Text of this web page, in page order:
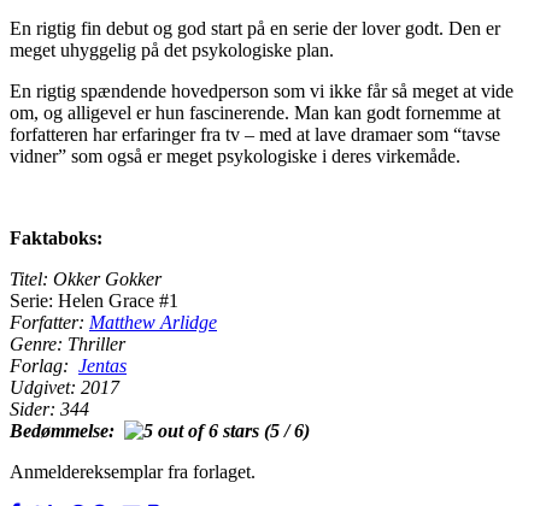
En rigtig fin debut og god start på en serie der lover godt. Den er
meget uhyggelig på det psykologiske plan.
En rigtig spændende hovedperson som vi ikke får så meget at vide
om, og alligevel er hun fascinerende. Man kan godt fornemme at
forfatteren har erfaringer fra tv – med at lave dramaer som “tavse
vidner” som også er meget psykologiske i deres virkemåde.
Faktaboks:
Titel: Okker Gokker
Serie: Helen Grace #1
Forfatter: Matthew Arlidge
Genre: Thriller
Forlag: Jentas
Udgivet: 2017
Sider: 344
Bedømmelse:
(5 / 6)
Anmeldereksemplar fra forlaget.